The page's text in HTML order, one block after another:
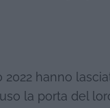
2022 hanno
la porta del